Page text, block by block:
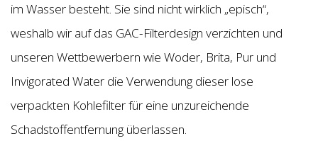
im Wasser besteht. Sie sind nicht wirklich „episch“,
weshalb wir auf das GAC-Filterdesign verzichten und
unseren Wettbewerbern wie Woder, Brita, Pur und
Invigorated Water die Verwendung dieser lose
verpackten Kohlefilter für eine unzureichende
Schadstoffentfernung überlassen.